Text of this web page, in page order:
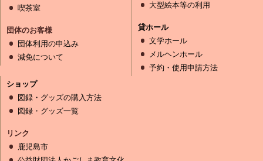
喫茶室
団体のお客様
団体利用の申込み
減免について
大型絵本等の利用
貸ホール
文学ホール
メルヘンホール
予約・使用申請方法
ショップ
図録・グッズの購入方法
図録・グッズ一覧
リンク
鹿児島市